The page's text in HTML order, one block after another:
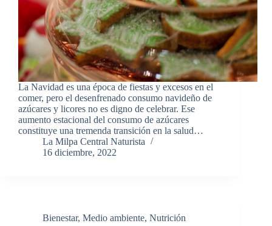
La Navidad es una época de fiestas y excesos en el
comer, pero el desenfrenado consumo navideño de
azúcares y licores no es digno de celebrar. Ese
aumento estacional del consumo de azúcares
constituye una tremenda transición en la salud…
La Milpa Central Naturista
16 diciembre, 2022
Bienestar, Medio ambiente, Nutrición